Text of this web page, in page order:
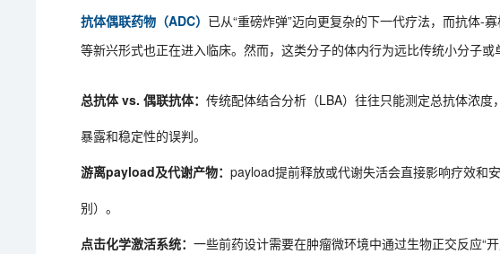
抗体偶联药物（ADC） 已从“重磅炸弹”迈向更复杂的下一代疗法，而抗体-
等新兴形式也正在进入临床。然而，这类分子的体内行为远比传统小分子或
总抗体 vs. 偶联抗体：传统配体结合分析（LBA）往往只能测定总抗体浓
暴露和稳定性的误判。
游离payload及代谢产物：payload提前释放或代谢失活会直接影响疗效和
别）。
点击化学激活系统：一些前药设计需要在肿瘤微环境中通过生物正交反应“